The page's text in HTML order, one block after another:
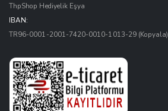
ThpShop Hediyelik Eşya
IBAN:
TR96-0001-2001-7420-0010-1013-29(Kopyala)